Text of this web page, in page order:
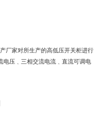
厂家对所生产的高低压开关柜进行
电压﹑三相交流电流﹑直流可调电